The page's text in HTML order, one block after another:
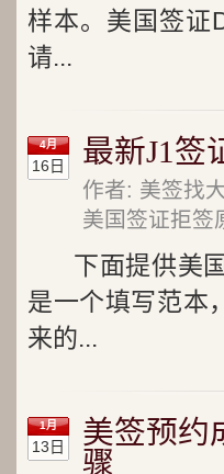
样本。美国签证
请...
4月
16日 最新J1签
作者: 美签找
美国签证拒签
下面提供美
是一个填写范本
来的...
1月
13日
美签预约
骤